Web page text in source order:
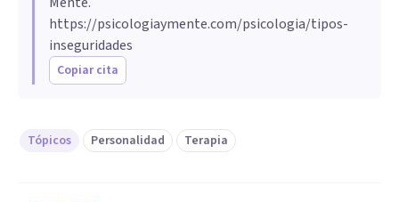
https://psicologiaymente.com/psicologia/tipos-
inseguridades
Copiar cita
Tópicos Personalidad Terapia